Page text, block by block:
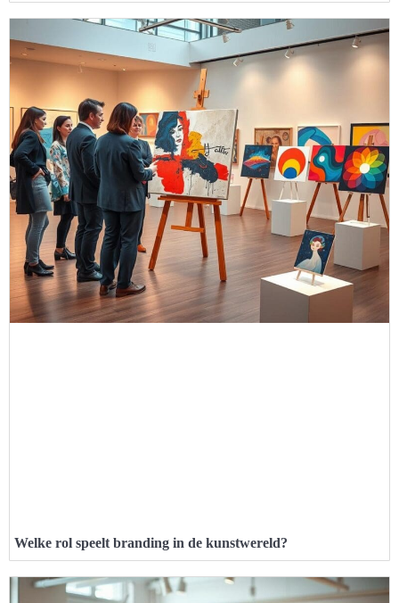
Welke rol speelt branding in de kunstwereld?